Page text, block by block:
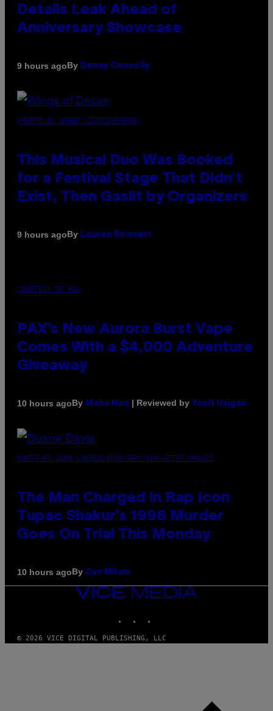
Details Leak Ahead of
Anniversary Showcase
9 hours agoBy Denny Connolly
(PHOTO BY AMBER LITTLE/PRESS)
This Musical Duo Was Booked
for a Festival Stage That Didn’t
Exist, Then Gaslit by Organizers
9 hours agoBy Lauren Boisvert
COURTESY OF PAX
PAX’s New Aurora Burst Vape
Comes With a $4,000 Adventure
Giveaway
10 hours agoBy Maha Haq | Reviewed by Ysolt Usigan
PHOTO BY JOHN LOCHER/POOL/AFP VIA GETTY IMAGES
The Man Charged in Rap Icon
Tupac Shakur’s 1996 Murder
Goes On Trial This Monday
10 hours agoBy Dan Milam
VICE
© 2026 VICE DIGITAL PUBLISHING, LLC